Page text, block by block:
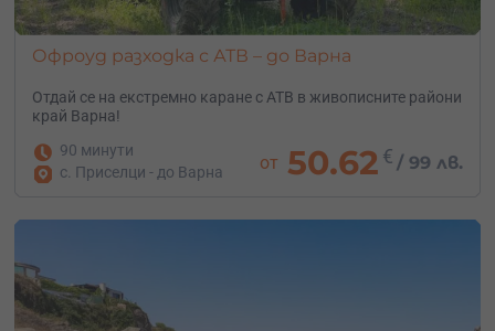
Офроуд разходка с АТВ – до Варна
Отдай се на екстремно каране с АТВ в живописните райони
край Варна!
90 минути
с. Приселци - до Варна
от 50.62 € /99 лв.